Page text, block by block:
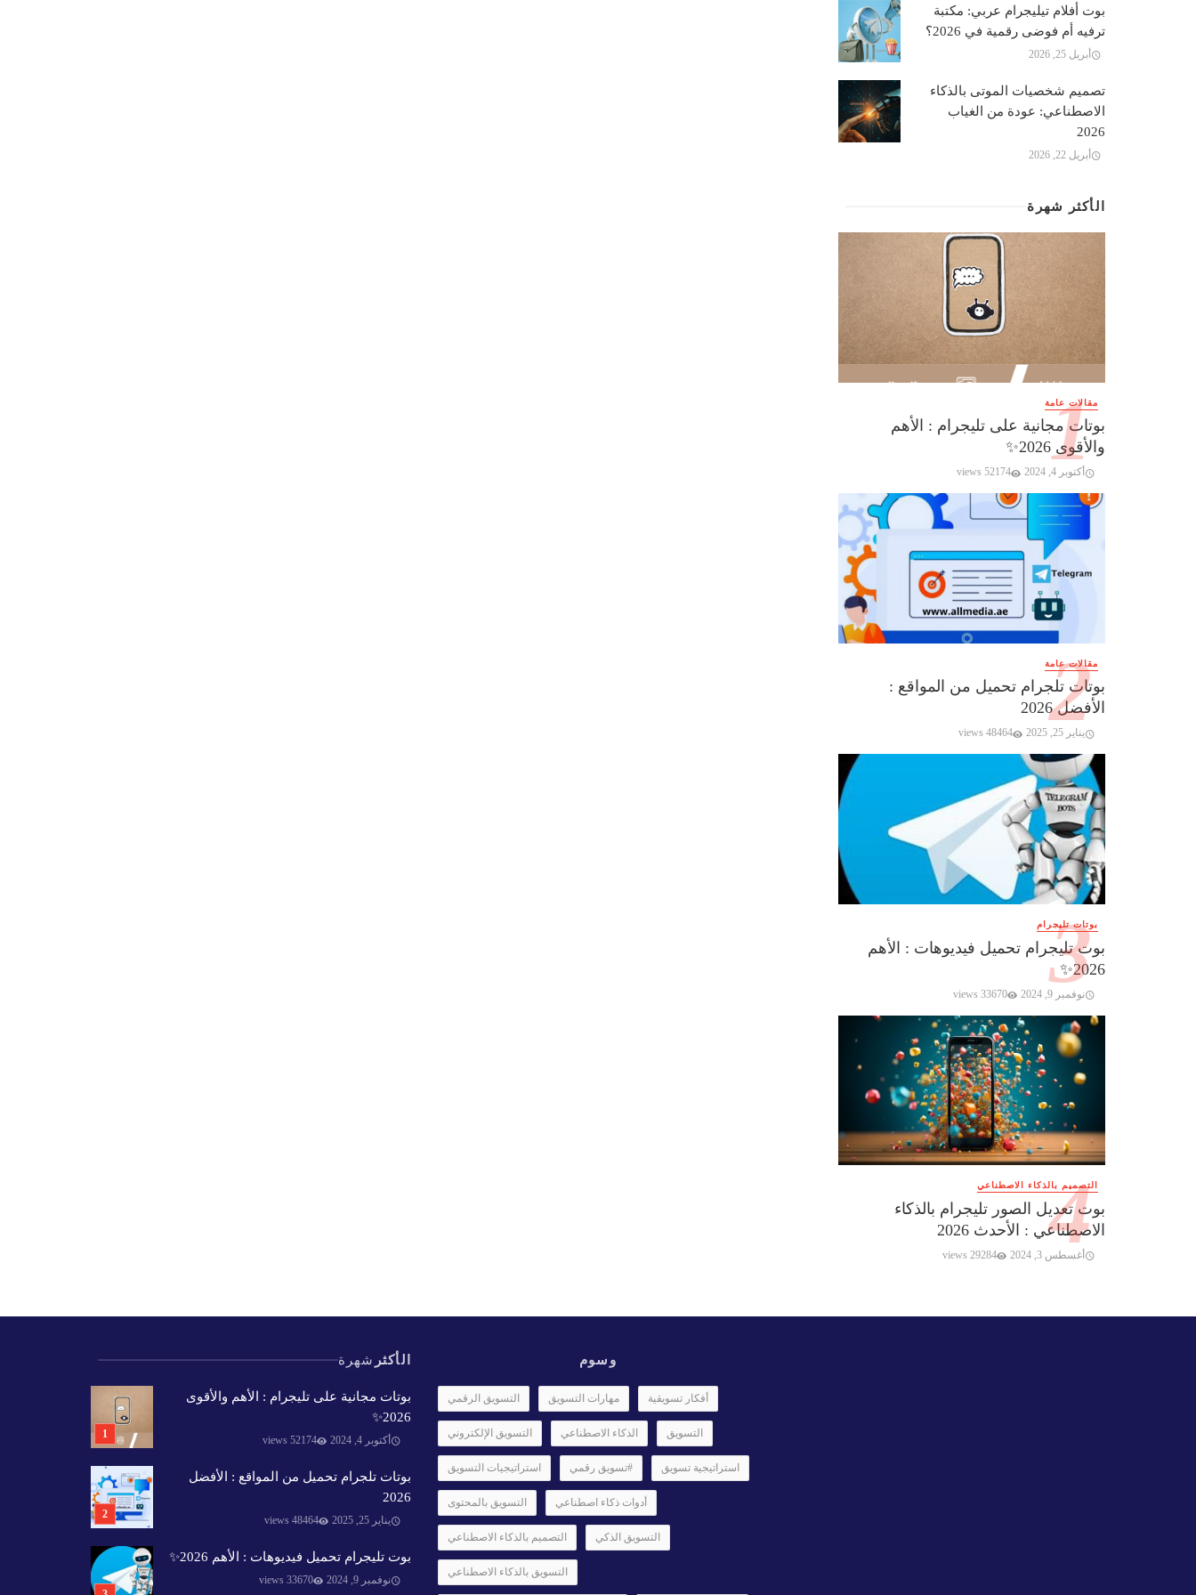
بوت أفلام تيليجرام عربي: مكتبة
ترفيه أم فوضى رقمية في 2026؟
أبريل 25, 2026
تصميم شخصيات الموتى بالذكاء
الاصطناعي: عودة من الغياب
2026
أبريل 22, 2026
الأكثر شهرة
مقالات عامة
بوتات مجانية على تليجرام : الأهم
والأقوى 2026✨️
أكتوبر 4, 2024 52174 views
مقالات عامة
بوتات تلجرام تحميل من المواقع :
الأفضل 2026
يناير 25, 2025 48464 views
بوتات تليجرام
بوت تليجرام تحميل فيديوهات : الأهم
2026✨️
نوفمبر 9, 2024 33670 views
التصميم بالذكاء الاصطناعي
بوت تعديل الصور تليجرام بالذكاء
الاصطناعي : الأحدث 2026
أغسطس 3, 2024 29284 views
الأكثر شهرة
بوتات مجانية على تليجرام : الأهم والأقوى
2026✨️
أكتوبر 4, 2024 52174 views
بوتات تلجرام تحميل من المواقع : الأفضل
2026
يناير 25, 2025 48464 views
بوت تليجرام تحميل فيديوهات : الأهم 2026✨️
نوفمبر 9, 2024 33670 views
وسوم
التسويق الرقمي مهارات التسويق أفكار تسويقية
التسويق الإلكتروني الذكاء الاصطناعي التسويق
استراتيجيات التسويق #تسويق رقمي استراتيجية تسويق
التسويق بالمحتوى أدوات ذكاء اصطناعي
التصميم بالذكاء الاصطناعي التسويق الذكي
التسويق بالذكاء الاصطناعي